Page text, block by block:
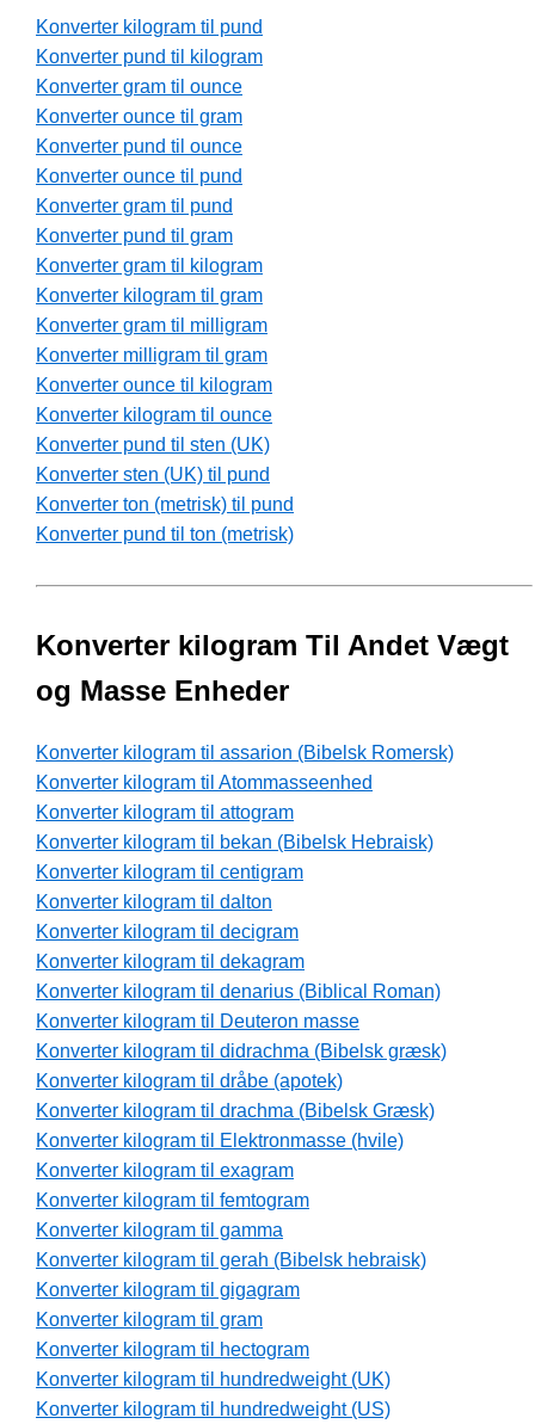
Konverter kilogram til pund
Konverter pund til kilogram
Konverter gram til ounce
Konverter ounce til gram
Konverter pund til ounce
Konverter ounce til pund
Konverter gram til pund
Konverter pund til gram
Konverter gram til kilogram
Konverter kilogram til gram
Konverter gram til milligram
Konverter milligram til gram
Konverter ounce til kilogram
Konverter kilogram til ounce
Konverter pund til sten (UK)
Konverter sten (UK) til pund
Konverter ton (metrisk) til pund
Konverter pund til ton (metrisk)
Konverter kilogram Til Andet Vægt
og Masse Enheder
Konverter kilogram til assarion (Bibelsk Romersk)
Konverter kilogram til Atommasseenhed
Konverter kilogram til attogram
Konverter kilogram til bekan (Bibelsk Hebraisk)
Konverter kilogram til centigram
Konverter kilogram til dalton
Konverter kilogram til decigram
Konverter kilogram til dekagram
Konverter kilogram til denarius (Biblical Roman)
Konverter kilogram til Deuteron masse
Konverter kilogram til didrachma (Bibelsk græsk)
Konverter kilogram til dråbe (apotek)
Konverter kilogram til drachma (Bibelsk Græsk)
Konverter kilogram til Elektronmasse (hvile)
Konverter kilogram til exagram
Konverter kilogram til femtogram
Konverter kilogram til gamma
Konverter kilogram til gerah (Bibelsk hebraisk)
Konverter kilogram til gigagram
Konverter kilogram til gram
Konverter kilogram til hectogram
Konverter kilogram til hundredweight (UK)
Konverter kilogram til hundredweight (US)